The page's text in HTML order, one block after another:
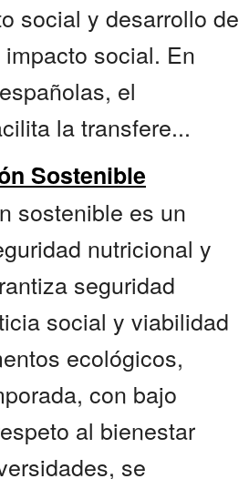
social y desarrollo de
social. En
el
la transfere...
Sostenible
sostenible es un
nutricional y
seguridad
social y viabilidad
ecológicos,
con bajo
al bienestar
se